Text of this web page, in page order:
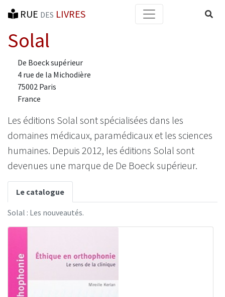
RUE DES LIVRES
Solal
De Boeck supérieur
4 rue de la Michodière
75002 Paris
France
Les éditions Solal sont spécialisées dans les
domaines médicaux, paramédicaux et les sciences
humaines. Depuis 2012, les éditions Solal sont
devenues une marque de De Boeck supérieur.
Le catalogue
Solal : Les nouveautés.